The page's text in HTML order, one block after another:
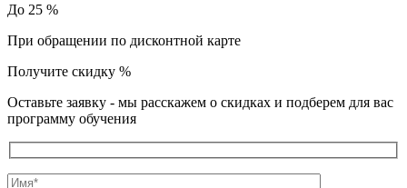
До 25 %
При обращении по дисконтной карте
Получите скидку %
Оставьте заявку - мы расскажем о скидках и подберем для вас
программу обучения